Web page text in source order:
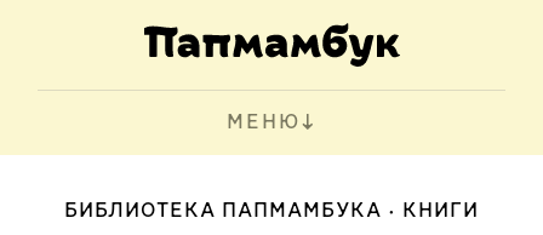
МЕНЮ
БИБЛИОТЕКА ПАПМАМБУКА КНИГИ